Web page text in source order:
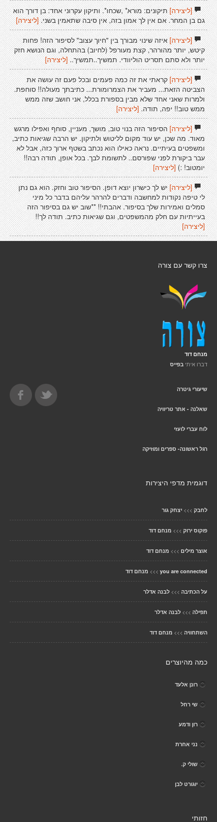
[ליצירה]תיקונים: מורא* ,שכחו*. ותיקון עקרוני אחד: בן דורך הוא
גם בן המחר. אם אין לך אמון בזה, אין סיבה שתאמין בשני. [ליצירה]
[ליצירה]איזה שינוי מבורך בין "חיוך עצוב" לסיפור הזה! פחות
קיטש, יותר מהורהר, קצת מעורפל (לחיוב) בהתחלה, וגם הנושא חזק
יותר ולא סתם תסריט הוליוודי. תמשיך..תמשיך.. [ליצירה]
[ליצירה]קראתי את זה כמה פעמים ובכל פעם זה עושה את
הצביטה הזאת... מעביר את הצמרומורת... כתיבתך מעולה!! סוחפת.
ולמרות שאני אחד שלא מבין בספורת בכלל, אני חושב שזה ממש
ממש טוב!! יפה, תודה. [ליצירה]
[ליצירה]הסיפור הזה בנוי טוב, מושך, מעניין, סוחף ואפילו מרגש
מאוד. מה שכן, יש עוד מקום לליטוש ולתיקון. יש הרבה שגיאות כתיב,
ומשפטים בעיתיים. נראה כאילו הוא נכתב בשטף ארוך כזה, אבל לא
עבר ביקורת לפני שפורסם.. לתשומת לבך. בכל אופן, תודה רבה!!
יומטוב! :) [ליצירה]
[ליצירה]יש לך כישרון יוצא דופן. הסיפור טוב וחזק. הוא גם נתן
לי טיפה נקודות למחשבה ודברים להרהר עליהם בדבר כל מיני
סמלים ואמירות שלך בסיפור. אהבתי!! **שוב יש גם בסיפור הזה
בעייתיות עם חלק מהמשפטים, וגם שגיאות כתיב. תודה לך!!
[ליצירה]
צרו קשר עם צורה
מנחם דוד
דברו איתי בפייס
שיעורי גיטרה
שאלנה - אתר טריוויה
לוח עברי לועזי
רגל ראשונה- ספרים ומוזיקה
דוגמית מדפי היצירות
לחבק >>> יצחק גור
פוקוס ירוק >>> מנחם דוד
אוצר מילים >>> מנחם דוד
you are connected
>>> מנחם דוד
על הכתיבה >>> לבנה אדלר
תפילה >>> לבנה אדלר
השתחוויה >>> מנחם דוד
כמה מהיוצרים
רונן אלעד
שי רחל
רון ודמע
נני אחרת
שולי ק.
יוגורט לבן
חזותי